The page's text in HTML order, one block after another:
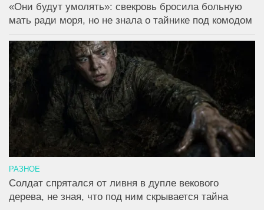
«Они будут умолять»: свекровь бросила больную
мать ради моря, но не знала о тайнике под комодом
РАЗНОЕ
Солдат спрятался от ливня в дупле векового
дерева, не зная, что под ним скрывается тайна